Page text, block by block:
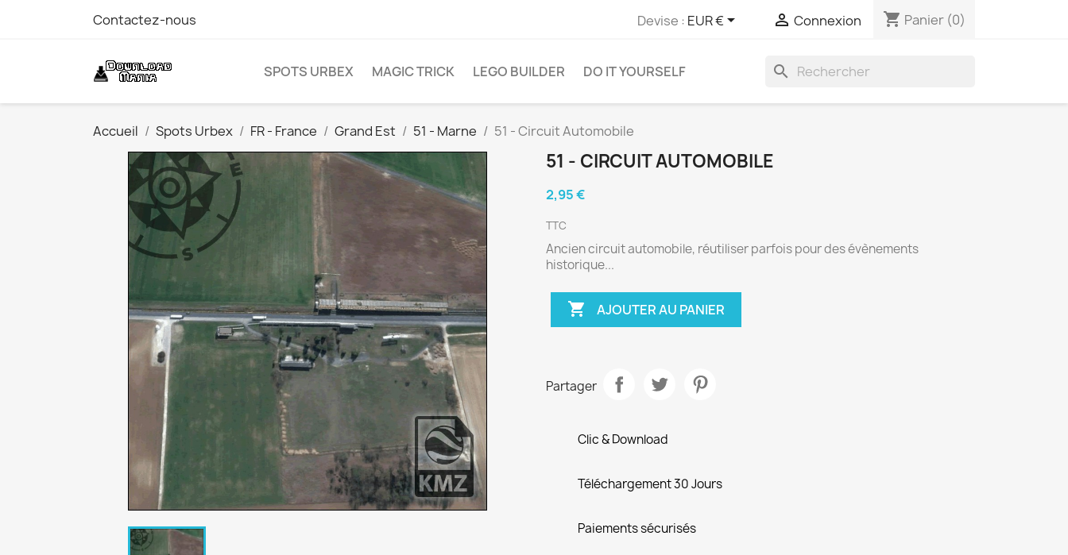
Contactez-nous Devise : EUR €  Connexion shopping_cart Panier (0)
SPOTS URBEX MAGIC TRICK LEGO BUILDER DO IT YOURSELF search
Accueil Spots Urbex FR - France Grand Est 51 - Marne 51 - Circuit Automobile
51 - CIRCUIT AUTOMOBILE
2,95 €
TTC
Ancien circuit automobile, réutiliser parfois pour des évènements
historique...
 AJOUTER AU PANIER
Partager
Clic & Download
Téléchargement 30 Jours
Paiements sécurisés